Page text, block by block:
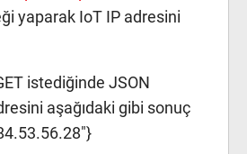
yaparak IoT IP adresini
istediğinde JSON
aşağıdaki gibi sonuç